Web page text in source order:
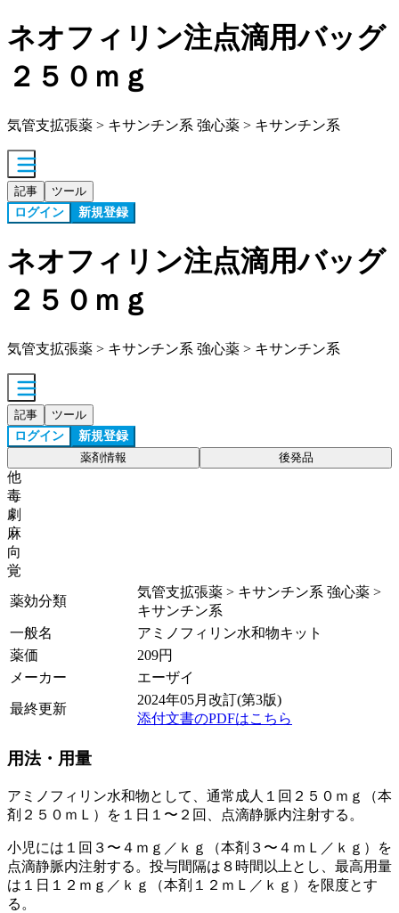
ネオフィリン注点滴用バッグ
２５０ｍｇ
気管支拡張薬 > キサンチン系 強心薬 > キサンチン系
記事 ツール
ログイン 新規登録
ネオフィリン注点滴用バッグ
２５０ｍｇ
気管支拡張薬 > キサンチン系 強心薬 > キサンチン系
記事 ツール
ログイン 新規登録
薬剤情報 後発品
他
毒
劇
麻
向
覚
薬効分類
気管支拡張薬 > キサンチン系 強心薬 >
キサンチン系
一般名
アミノフィリン水和物キット
薬価
209円
メーカー
エーザイ
最終更新
2024年05月改訂(第3版)
添付文書のPDFはこちら
用法・用量
アミノフィリン水和物として、通常成人１回２５０ｍｇ（本
剤２５０ｍＬ）を１日１〜２回、点滴静脈内注射する。
小児には１回３〜４ｍｇ／ｋｇ（本剤３〜４ｍＬ／ｋｇ）を
点滴静脈内注射する。投与間隔は８時間以上とし、最高用量
は１日１２ｍｇ／ｋｇ（本剤１２ｍＬ／ｋｇ）を限度とす
る。